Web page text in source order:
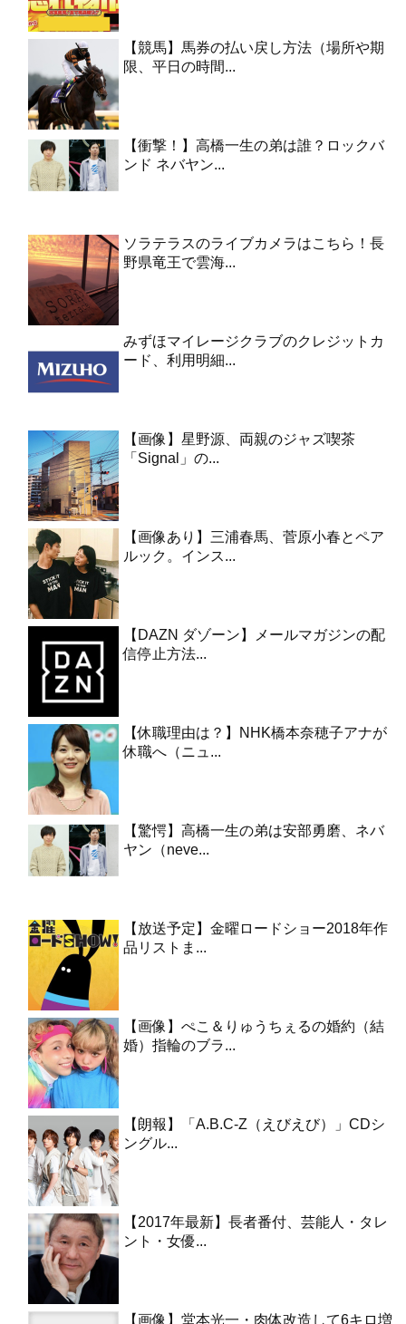
【競馬】馬券の払い戻し方法（場所や期
限、平日の時間...
【衝撃！】高橋一生の弟は誰？ロックバ
ンド ネバヤン...
ソラテラスのライブカメラはこちら！長
野県竜王で雲海...
みずほマイレージクラブのクレジットカ
ード、利用明細...
【画像】星野源、両親のジャズ喫茶
「Signal」の...
【画像あり】三浦春馬、菅原小春とペア
ルック。インス...
【DAZN ダゾーン】メールマガジンの配
信停止方法...
【休職理由は？】NHK橋本奈穂子アナが
休職へ（ニュ...
【驚愕】高橋一生の弟は安部勇磨、ネバ
ヤン（neve...
【放送予定】金曜ロードショー2018年作
品リストま...
【画像】ぺこ＆りゅうちぇるの婚約（結
婚）指輪のブラ...
【朗報】「A.B.C-Z（えびえび）」CDシ
ングル...
【2017年最新】長者番付、芸能人・タレ
ント・女優...
【画像】堂本光一・肉体改造して6キロ増